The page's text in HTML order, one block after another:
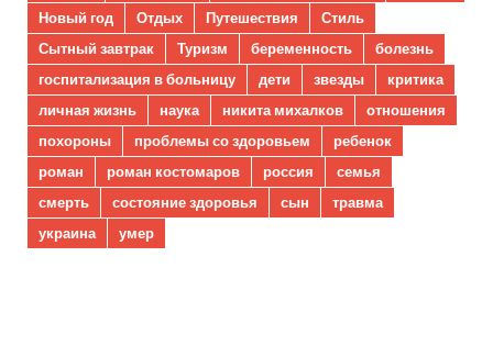
Новый год
Отдых Путешествия
Стиль
Сытный завтрак
Туризм беременность
болезнь
госпитализация в больницу
дети звезды
критика
личная жизнь
наука никита михалков
отношения
похороны
проблемы со здоровьем
ребенок
роман
роман костомаров россия
семья
смерть
состояние здоровья сын
травма
украина
умер